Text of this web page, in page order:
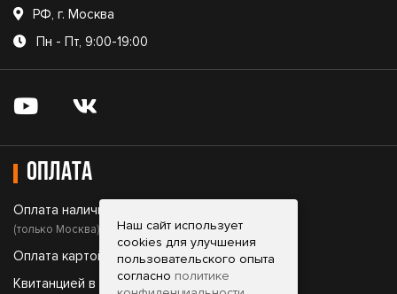
РФ, г. Москва
Пн - Пт, 9:00-19:00
Оплата
Оплата наличными;
(только Москва)
Оплата картой;
Квитанцией в банке;
Наш сайт использует
cookies для улучшения
пользовательского опыта
согласно политике